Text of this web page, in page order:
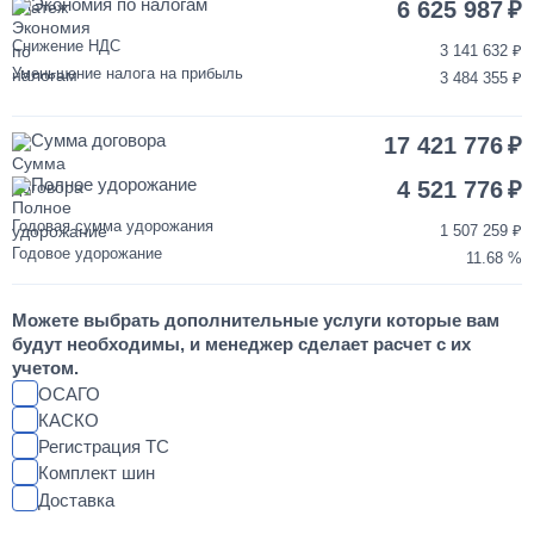
40 000
1 день
от 2 до 3 дней
55 000
Установка магнитолы и динамиков в КАМАЗ
6 625 987
Снижение НДС
3 141 632
Уменьшение налога на прибыль
3 484 355
Сумма договора 17 421 776
Полное удорожание 4 521 776
Годовая сумма удорожания
1 507 259
Годовое удорожание
11.68
Можете выбрать дополнительные услуги которые вам
будут необходимы, и менеджер сделает расчет с их
учетом.
ОСАГО
КАСКО
Регистрация ТС
Комплект шин
Доставка